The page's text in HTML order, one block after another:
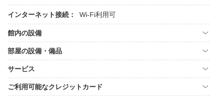
インターネット接続： Wi-Fi利用可
館内の設備
部屋の設備・備品
サービス
ご利用可能なクレジットカード